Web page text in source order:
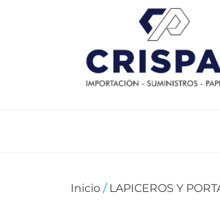
Inicio / LAPICEROS Y